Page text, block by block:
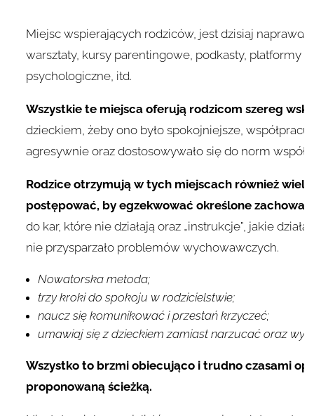
Miejsc wspierających rodziców, jest dzisiaj
warsztaty, kursy parentingowe, podkasty, platformy
psychologiczne, itd.
Wszystkie te miejsca oferują rodzicom szereg
dzieckiem, żeby ono było spokojniejsze,
agresywnie oraz dostosowywało się do norm
Rodzice otrzymują w tych miejscach również
postępować, by egzekwować określone
do kar, które nie działają oraz „instrukcje”, jakie
nie przysparzało problemów wychowawczych.
Nowatorska metoda;
trzy kroki do spokoju w rodzicielstwie;
naucz się komunikować i przestań krzyczeć;
umawiaj się z dzieckiem zamiast narzucać oraz
Wszystko to brzmi obiecująco i trudno czasami
proponowaną ścieżką.